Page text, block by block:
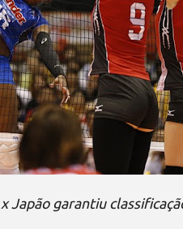
Japão garantiu